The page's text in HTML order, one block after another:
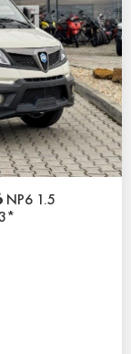
NP6 1.5